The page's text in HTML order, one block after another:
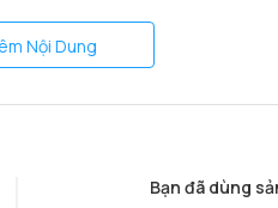
sạn Hyundai HY-HL03là sản
Nội Dung
Bạn đã dùng